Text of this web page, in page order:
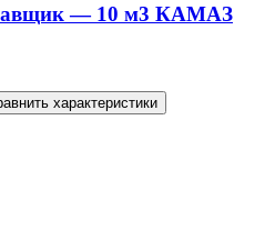
— 10 м3 КАМАЗ
характеристики